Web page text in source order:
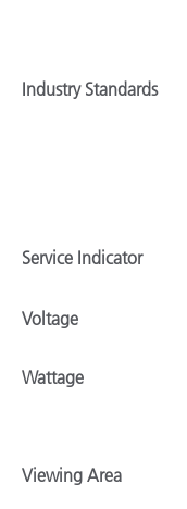
Industry Standards
Service Indicator
Voltage
Wattage
Viewing Area